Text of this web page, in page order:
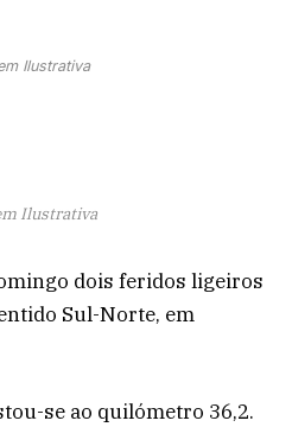
Ilustrativa
Ilustrativa
dois feridos ligeiros
Sul-Norte, em
se ao quilómetro 36,2.